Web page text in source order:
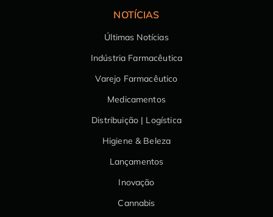
NOTÍCIAS
Últimas Notícias
Indústria Farmacêutica
Varejo Farmacêutico
Medicamentos
Distribuição | Logística
Higiene & Beleza
Lançamentos
Inovação
Cannabis